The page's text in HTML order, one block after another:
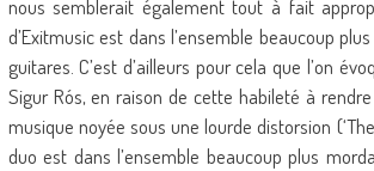
nous semblerait également tout à fait
d’Exitmusic est dans l’ensemble beaucoup
guitares. C’est d’ailleurs pour cela que l’on
Sigur Rós, en raison de cette habileté à
musique noyée sous une lourde distorsion
duo est dans l’ensemble beaucoup plus